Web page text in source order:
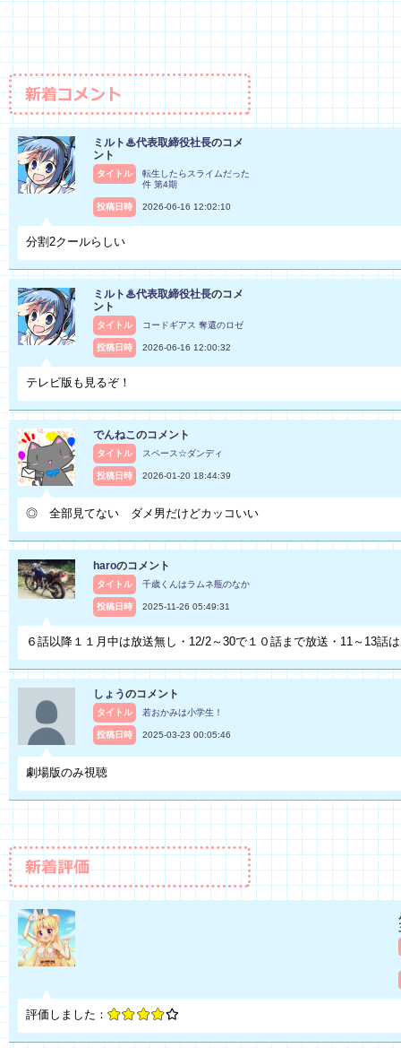
ミルト♨代表取締役社長のコメ
ント
タイトル
転生したらスライムだった
件 第4期
投稿日時 2026-06-16 12:02:10
分割2クールらしい
ミルト♨代表取締役社長のコメ
ント
タイトル コードギアス 奪還のロゼ
投稿日時 2026-06-16 12:00:32
テレビ版も見るぞ！
でんねこのコメント
タイトル スペース☆ダンディ
投稿日時 2026-01-20 18:44:39
◎ 全部見てない ダメ男だけどカッコいい
haroのコメント
タイトル 千歳くんはラムネ瓶のなか
投稿日時 2025-11-26 05:49:31
６話以降１１月中は放送無し・12/2～30で１０話まで放送・11～13話
しょうのコメント
タイトル 若おかみは小学生！
投稿日時 2025-03-23 00:05:46
劇場版のみ視聴
評価しました：